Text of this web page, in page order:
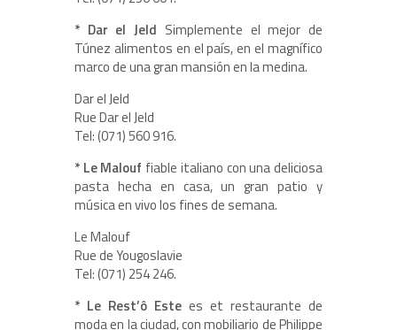
* Dar el Jeld Simplemente el mejor de
Túnez alimentos en el país, en el magnífico
marco de una gran mansión en la medina.
Dar el Jeld
Rue Dar el Jeld
Tel: (071) 560 916.
* Le Malouf fiable italiano con una deliciosa
pasta hecha en casa, un gran patio y
música en vivo los fines de semana.
Le Malouf
Rue de Yougoslavie
Tel: (071) 254 246.
* Le Rest’ô Este es et restaurante de
moda en la ciudad, con mobiliario de Philippe